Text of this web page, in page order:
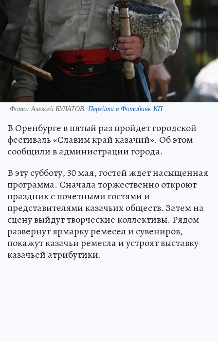
Фото:Алексей БУЛАТОВ. Перейти в Фотобанк КП
В Оренбурге в пятый раз пройдет городской
фестиваль «Славим край казачий». Об этом
сообщили в администрации города.
В эту субботу, 30 мая, гостей ждет насыщенная
программа. Сначала торжественно откроют
праздник с почетными гостями и
представителями казачьих обществ. Затем на
сцену выйдут творческие коллективы. Рядом
развернут ярмарку ремесел и сувениров,
покажут казачьи ремесла и устроят выставку
казачьей атрибутики.